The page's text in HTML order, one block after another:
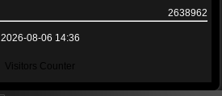
2638962
2026-08-06 14:36
Visitors Counter